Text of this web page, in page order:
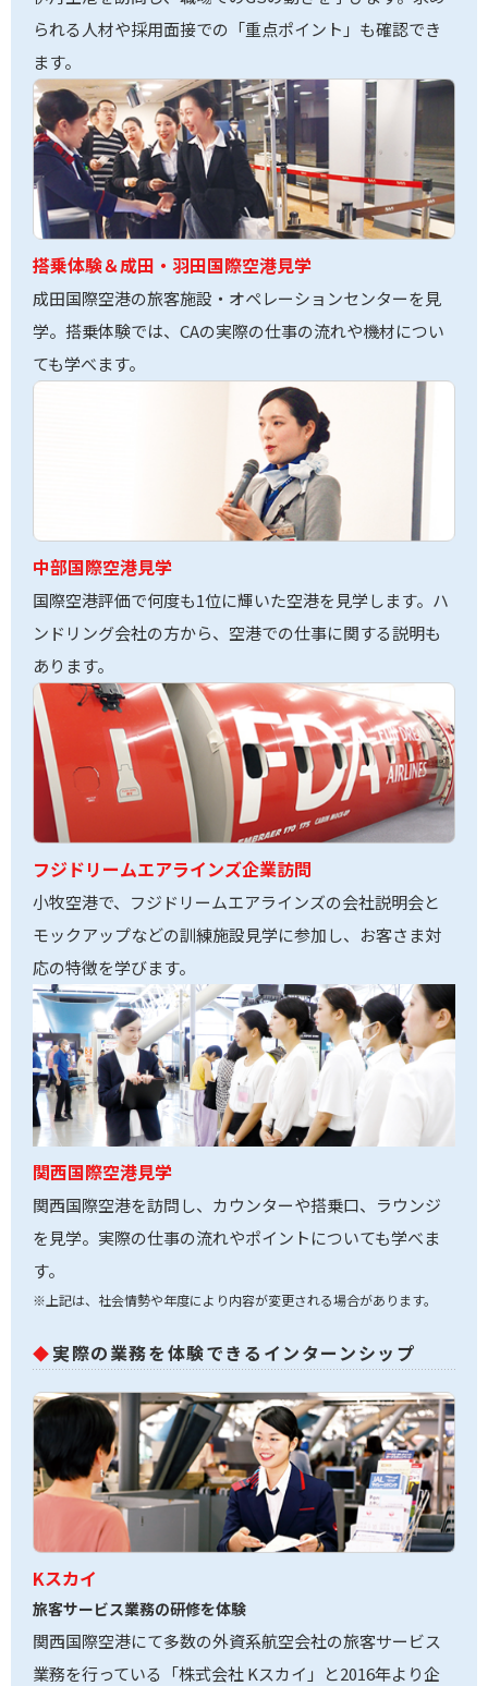
られる人材や採用面接での「重点ポイント」も確認でき
ます。
搭乗体験＆成田・羽田国際空港見学
成田国際空港の旅客施設・オペレーションセンターを見
学。搭乗体験では、CAの実際の仕事の流れや機材につい
ても学べます。
中部国際空港見学
国際空港評価で何度も1位に輝いた空港を見学します。ハ
ンドリング会社の方から、空港での仕事に関する説明も
あります。
フジドリームエアラインズ企業訪問
小牧空港で、フジドリームエアラインズの会社説明会と
モックアップなどの訓練施設見学に参加し、お客さま対
応の特徴を学びます。
関西国際空港見学
関西国際空港を訪問し、カウンターや搭乗口、ラウンジ
を見学。実際の仕事の流れやポイントについても学べま
す。
※上記は、社会情勢や年度により内容が変更される場合があります。
実際の業務を体験できるインターンシップ
Kスカイ
旅客サービス業務の研修を体験
関西国際空港にて多数の外資系航空会社の旅客サービス
業務を行っている「株式会社 Kスカイ」と2016年より企